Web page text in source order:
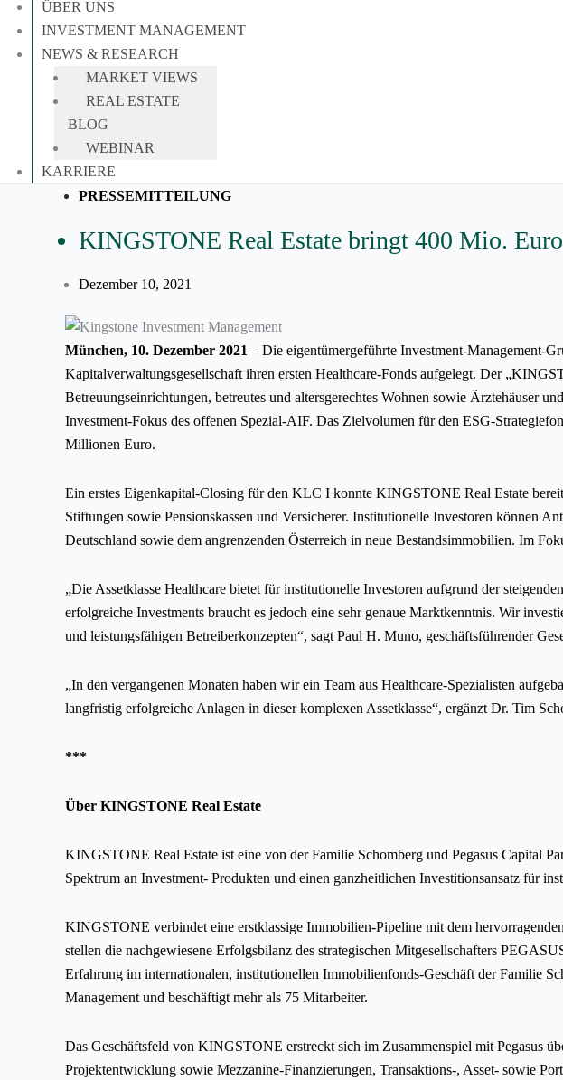
ÜBER UNS
INVESTMENT MANAGEMENT
NEWS & RESEARCH
MARKET VIEWS
REAL ESTATE
BLOG
WEBINAR
KARRIERE
PRESSEMITTEILUNG
KINGSTONE Real Estate bringt 400 Mio.
Dezember 10, 2021
München, 10. Dezember 2021 – Die eigentümergeführte Investment-Management-
Kapitalverwaltungsgesellschaft ihren ersten Healthcare-Fonds aufgelegt. Der
Betreuungseinrichtungen, betreutes und altersgerechtes Wohnen sowie Ärztehäuser
Investment-Fokus des offenen Spezial-AIF. Das Zielvolumen für den ESG-
Millionen Euro.
Ein erstes Eigenkapital-Closing für den KLC I konnte KINGSTONE Real Estate
Stiftungen sowie Pensionskassen und Versicherer. Institutionelle Investoren
Deutschland sowie dem angrenzenden Österreich in neue Bestandsimmobilien. Im
„Die Assetklasse Healthcare bietet für institutionelle Investoren aufgrund der
erfolgreiche Investments braucht es jedoch eine sehr genaue Marktkenntnis. Wir
und leistungsfähigen Betreiberkonzepten“, sagt Paul H. Muno, geschäftsführender
„In den vergangenen Monaten haben wir ein Team aus Healthcare-Spezialisten
langfristig erfolgreiche Anlagen in dieser komplexen Assetklasse“, ergänzt Dr. Tim
***
Über KINGSTONE Real Estate
KINGSTONE Real Estate ist eine von der Familie Schomberg und Pegasus Capital
Spektrum an Investment- Produkten und einen ganzheitlichen Investitionsansatz für
KINGSTONE verbindet eine erstklassige Immobilien-Pipeline mit dem
stellen die nachgewiesene Erfolgsbilanz des strategischen Mitgesellschafters
Erfahrung im internationalen, institutionellen Immobilienfonds-Geschäft der Familie
Management und beschäftigt mehr als 75 Mitarbeiter.
Das Geschäftsfeld von KINGSTONE erstreckt sich im Zusammenspiel mit Pegasus
Projektentwicklung sowie Mezzanine-Finanzierungen, Transaktions-, Asset- sowie